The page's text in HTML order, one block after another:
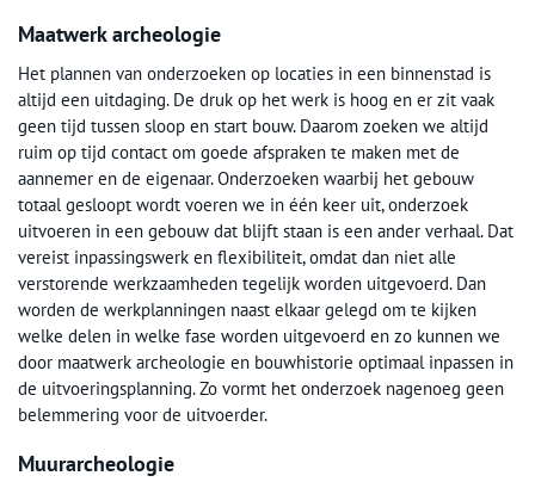
Maatwerk archeologie
Het plannen van onderzoeken op locaties in een binnenstad is
altijd een uitdaging. De druk op het werk is hoog en er zit vaak
geen tijd tussen sloop en start bouw. Daarom zoeken we altijd
ruim op tijd contact om goede afspraken te maken met de
aannemer en de eigenaar. Onderzoeken waarbij het gebouw
totaal gesloopt wordt voeren we in één keer uit, onderzoek
uitvoeren in een gebouw dat blijft staan is een ander verhaal. Dat
vereist inpassingswerk en flexibiliteit, omdat dan niet alle
verstorende werkzaamheden tegelijk worden uitgevoerd. Dan
worden de werkplanningen naast elkaar gelegd om te kijken
welke delen in welke fase worden uitgevoerd en zo kunnen we
door maatwerk archeologie en bouwhistorie optimaal inpassen in
de uitvoeringsplanning. Zo vormt het onderzoek nagenoeg geen
belemmering voor de uitvoerder.
Muurarcheologie